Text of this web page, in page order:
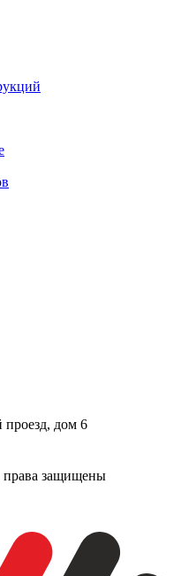
проезд, дом 6
защищены